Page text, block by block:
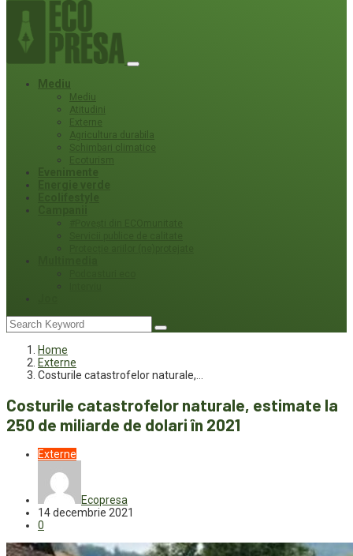
Mediu
Mediu
Atitudini
Externe
Agricultura durabila
Schimbari climatice
Ecoturism
Home
Externe
Costurile catastrofelor naturale,…
Costurile catastrofelor naturale, estimate la
250 de miliarde de dolari în 2021
Externe
Ecopresa
14 decembrie 2021
0